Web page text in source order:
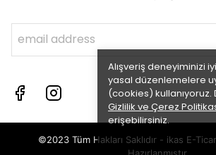
Alışveriş deneyiminizi
yasal düzenlemelere
(cookies) kullanıyoruz.
Gizlilik ve Çerez
erişebilirsiniz.
©2023 Tüm Hakları Saklıdır - ikas E-